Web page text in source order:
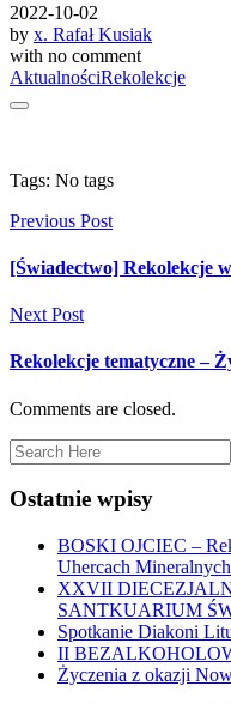
2022-10-02
by x. Rafał Kusiak
with no comment
AktualnościRekolekcje
Tags: No tags
Previous Post
[Świadectwo] Rekolekcje
Next Post
Rekolekcje tematyczne –
Comments are closed.
Ostatnie wpisy
BOSKI OJCIEC –
Uhercach
XXVII
SANTKUARIUM
Spotkanie Diakoni
II
Życzenia z okazji